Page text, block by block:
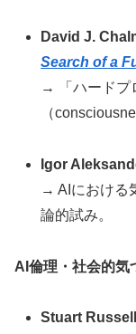
David J.
Search of a
→ 「ハードプ
（
Igor
→ AIにおける
論的試み。
AI倫理・社会的気
Stuart